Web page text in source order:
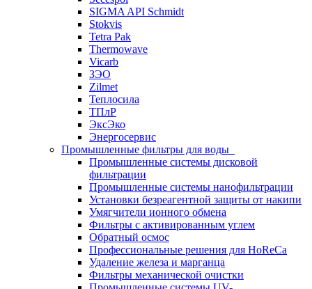
SIGMA API Schmidt
Stokvis
Tetra Pak
Thermowave
Vicarb
ЗЭО
Zilmet
Теплосила
ТПлР
ЭксЭко
Энергосервис
Промышленные фильтры для воды
Промышленные системы дисковой
фильтрации
Промышленные системы нанофильтрации
Установки безреагентной защиты от накипи
Умягчители ионного обмена
Фильтры с активированным углем
Обратный осмос
Профессиональные решения для HoReCa
Удаление железа и марганца
Фильтры механической очистки